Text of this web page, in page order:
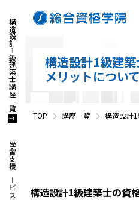
構造設計１級建築士講座一覧
学習支援サービス
構造設計1級建
メリットについて
TOP 講座一覧 構造設計
構造設計1級建築士の資